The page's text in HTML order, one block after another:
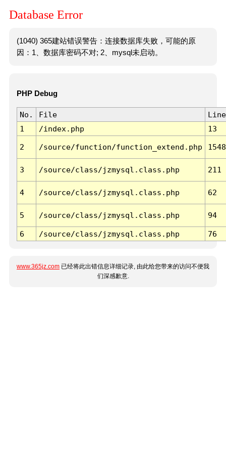
Database Error
(1040) 365建站错误警告：连接数据库失败，可能的原
因：1、数据库密码不对; 2、mysql未启动。
PHP Debug
No. File
Line
1
/index.php 13
2 /source/function/function_extend.php 1548
3 /source/class/jzmysql.class.php 211
4 /source/class/jzmysql.class.php 62
5 /source/class/jzmysql.class.php 94
6 /source/class/jzmysql.class.php 76
www.365jz.com 已经将此出错信息详细记录, 由此给您带来的访问不便我
们深感歉意.